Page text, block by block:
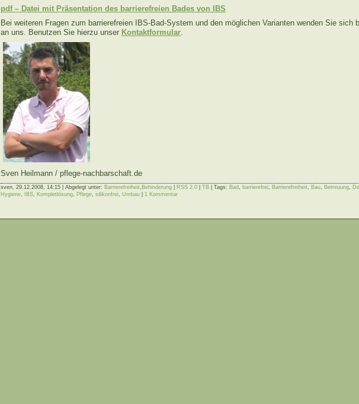
pdf – Datei mit Präsentation des barrierefreien Bades von IBS
Bei weiteren Fragen zum barrierefreien IBS-Bad-System und den möglichen Varianten wenden Sie sich
an uns. Benutzen Sie hierzu unser Kontaktformular
Sven Heilmann / pflege-nachbarschaft.de
sven, 29.12.2008, 14:15 | Abgelegt unter: Barrierefreiheit Behinderung RSS 2.0 TB | Tags: Bad barrierefrei Barrierefreiheit Bau Betreuung
Hygiene
IBS Kompletlösung Pflege silikonfrei Umbau 1 Kommentar